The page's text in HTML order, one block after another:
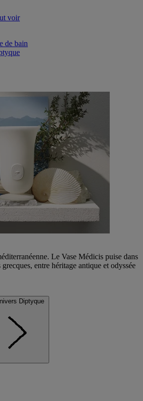
voir
de bain
Le Vase Médicis puise dans
entre héritage antique et odyssée
Diptyque